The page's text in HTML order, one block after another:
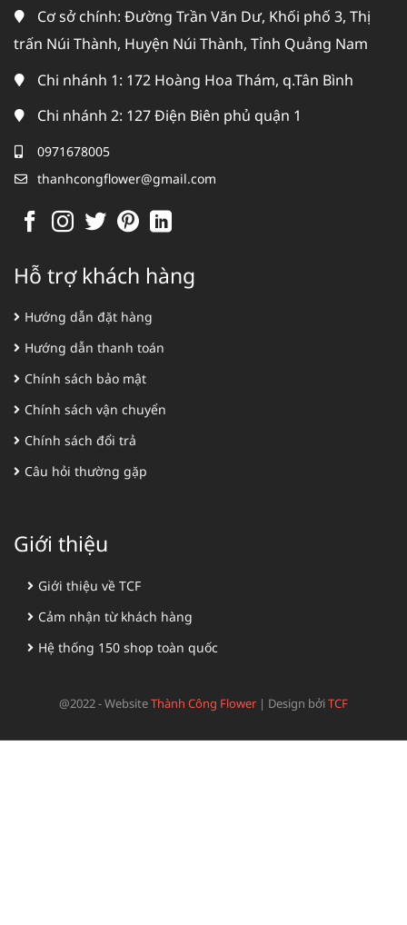
Cơ sở chính: Đường Trần Văn Dư, Khối phố 3, Thị
trấn Núi Thành, Huyện Núi Thành, Tỉnh Quảng Nam
Chi nhánh 1: 172 Hoàng Hoa Thám, q.Tân Bình
Chi nhánh 2: 127 Điện Biên phủ quận 1
0971678005
thanhcongflower@gmail.com
Hỗ trợ khách hàng
Hướng dẫn đặt hàng
Hướng dẫn thanh toán
Chính sách bảo mật
Chính sách vận chuyển
Chính sách đổi trả
Câu hỏi thường gặp
Giới thiệu
Giới thiệu về TCF
Cảm nhận từ khách hàng
Hệ thống 150 shop toàn quốc
@2022 - WebsiteThành Công Flower | Design bởiTCF